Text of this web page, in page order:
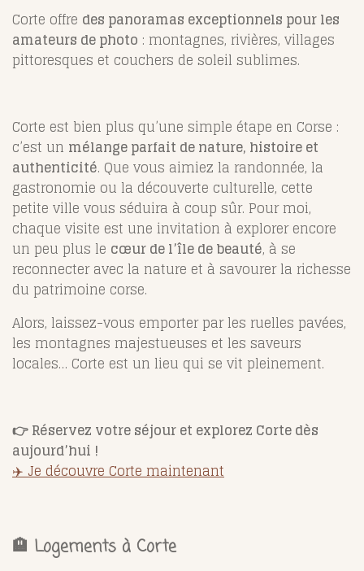
Corte offre des panoramas exceptionnels pour les
amateurs de photo : montagnes, rivières, villages
pittoresques et couchers de soleil sublimes.
Corte est bien plus qu’une simple étape en Corse :
c’est un mélange parfait de nature, histoire et
authenticité. Que vous aimiez la randonnée, la
gastronomie ou la découverte culturelle, cette
petite ville vous séduira à coup sûr. Pour moi,
chaque visite est une invitation à explorer encore
un peu plus le cœur de l’île de beauté, à se
reconnecter avec la nature et à savourer la richesse
du patrimoine corse.
Alors, laissez-vous emporter par les ruelles pavées,
les montagnes majestueuses et les saveurs
locales… Corte est un lieu qui se vit pleinement.
👉 Réservez votre séjour et explorez Corte dès
aujourd’hui !
✈️ Je découvre Corte maintenant
🏨 Logements à Corte